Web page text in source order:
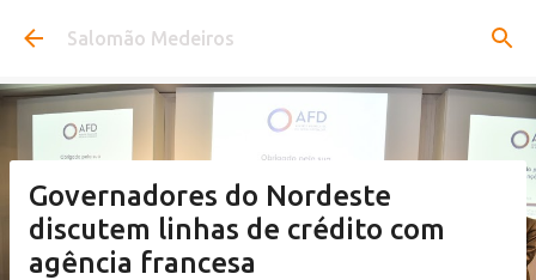
Pular para o conteúdo principal
Salomão Medeiros
Governadores do Nordeste
discutem linhas de crédito com
agência francesa